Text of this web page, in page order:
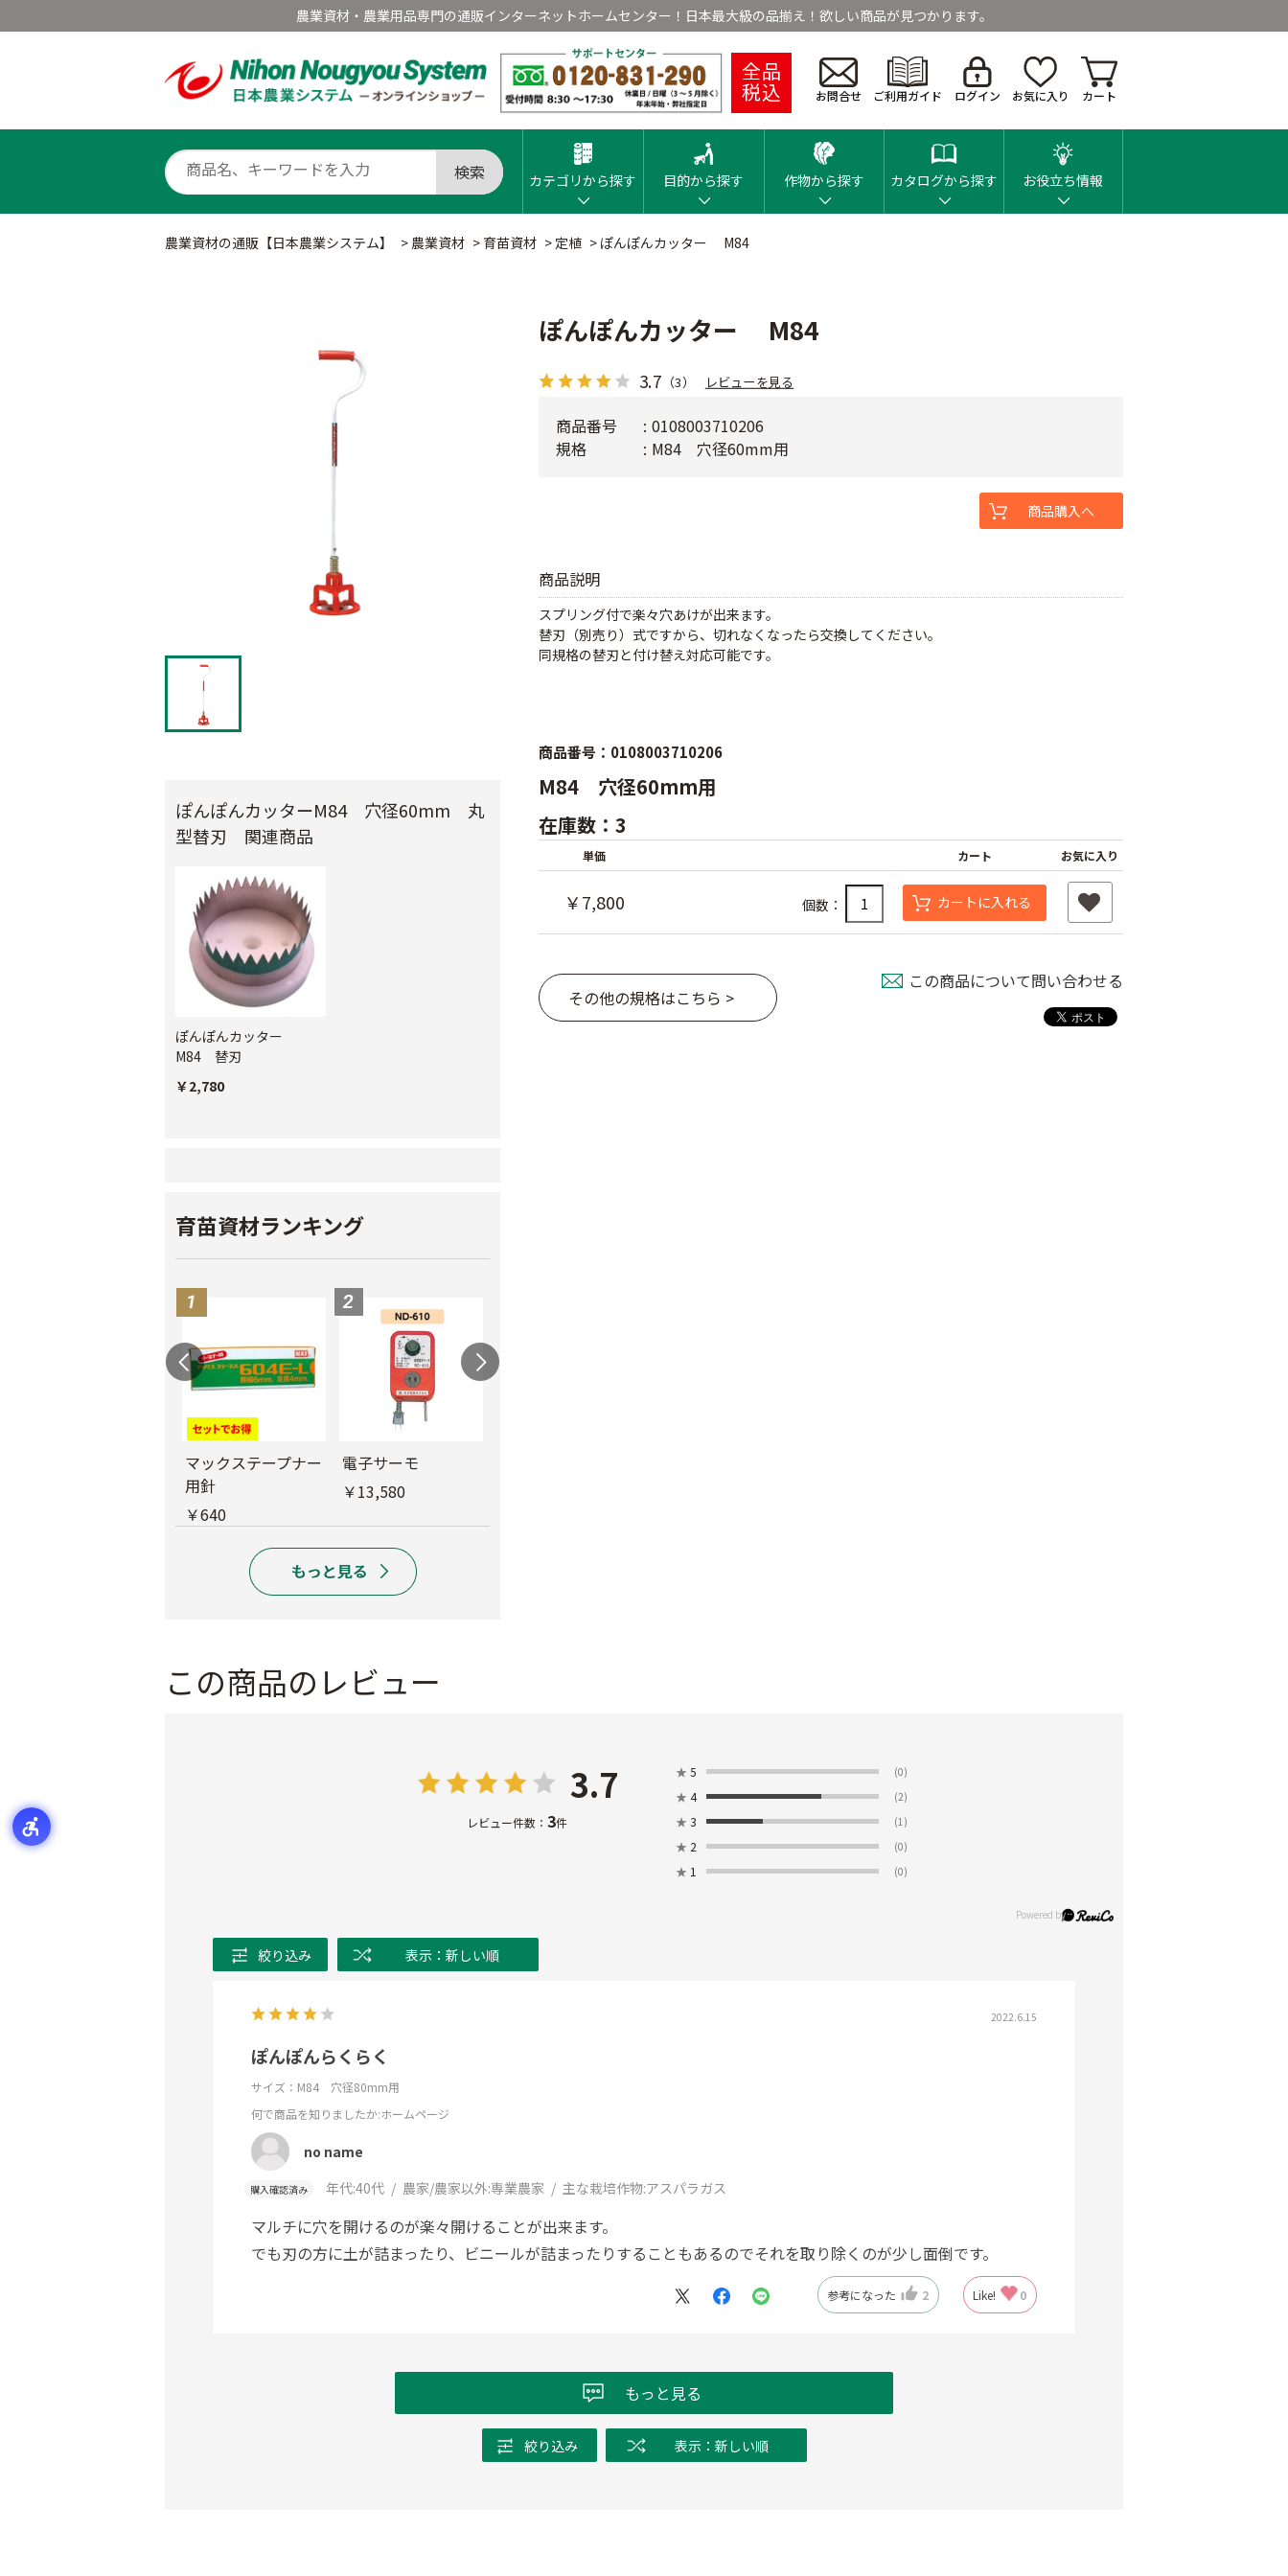
農業資材・農業用品専門の通販インターネットホームセンター！日本最大級の品揃え！欲しい商品が見つかります。
全品
税込 お問合せ ご利用ガイド ログイン お気に入り カート
検索 カテゴリから探す 目的から探す 作物から探す カタログから探す お役立ち情報
農業資材の通販【日本農業システム】 > 農業資材 > 育苗資材 > 定植 > ぽんぽんカッター M84
ぽんぽんカッターM84 穴径60mm 丸
型替刃 関連商品
ぽんぽんカッター
M84 替刃
￥2,780
育苗資材ランキング
マックステープナー
用針
￥640
電子サーモ
￥13,580
ぽんぽんカッター M84
3.7 （3） レビューを見る
商品説明
スプリング付で楽々穴あけが出来ます。
替刃（別売り）式ですから、切れなくなったら交換してください。
同規格の替刃と付け替え対応可能です。
商品番号
0108003710206
規格
M84 穴径60mm用
商品購入へ
商品番号：0108003710206
M84 穴径60mm用
在庫数：3
単価 カート お気に入り
￥7,800 個数： カートに入れる
その他の規格はこちら >
この商品について問い合わせる
この商品のレビュー
3.7
レビュー件数： 3件
★ 5 (0)
★ 4 (2)
★ 3 (1)
★ 2 (0)
★ 1 (0)
絞り込み 表示：新しい順
2022.6.15
ぽんぽんらくらく
サイズ：M84 穴径80mm用
何で商品を知りましたか:ホームページ
no name
購入確認済み 年代:40代 農家/農家以外:専業農家 主な栽培作物:アスパラガス
マルチに穴を開けるのが楽々開けることが出来ます。
でも刃の方に土が詰まったり、ビニールが詰まったりすることもあるのでそれを取り除くのが少し面倒です。
参考になった 2 Like! 0
もっと見る
絞り込み 表示：新しい順